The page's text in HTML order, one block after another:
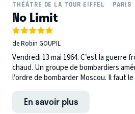
THÉÂTRE DE LA TOUR EIFFEL
PARIS
No Limit
de Robin GOUPIL
Vendredi 13 mai 1964. C’est la guerre
chaud. Un groupe de bombardiers
l’ordre de bombarder Moscou. Il faut le
En savoir plus